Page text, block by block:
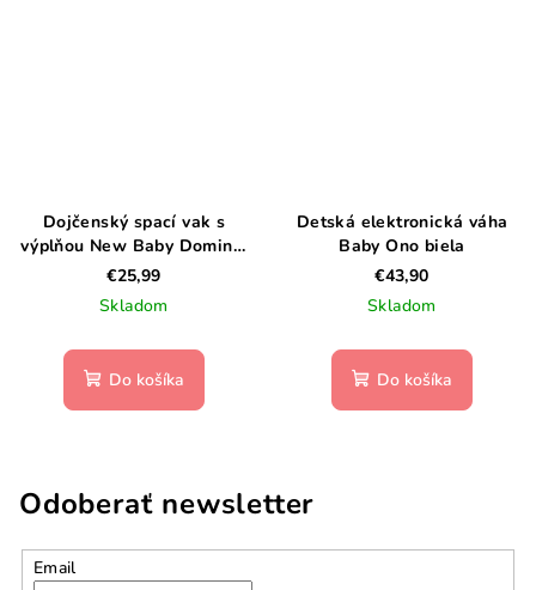
Dojčenský spací vak s
výplňou New Baby Dominik
ružová 62/68
€25,99
Skladom
Do košíka
Detská elektronická váha
Baby Ono biela
€43,90
Skladom
Do košíka
Odoberať newsletter
Email